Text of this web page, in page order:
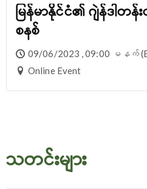
မြန်မာနိုင်ငံ၏ ဂျဲန်ဒါတ
စနစ်
09/06/2023 , 09:00 မနက်
Online Event
သတင်းများ